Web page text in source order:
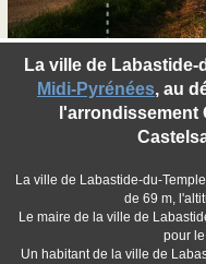
La ville de
Midi-Pyrénées, au
l'arrondissement
La ville de Labastide-du-
de 69 m,
Le maire de la ville de
pour
Un habitant de la ville de